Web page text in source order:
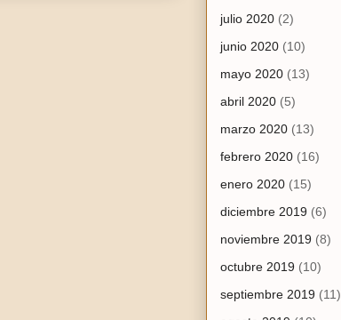
julio 2020 (2)
junio 2020 (10)
mayo 2020 (13)
abril 2020 (5)
marzo 2020 (13)
febrero 2020 (16)
enero 2020 (15)
diciembre 2019 (6)
noviembre 2019 (8)
octubre 2019 (10)
septiembre 2019 (11)